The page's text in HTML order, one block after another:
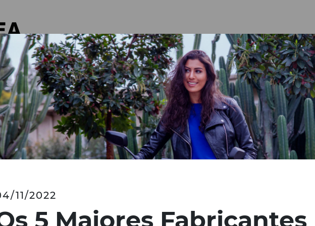
Notícias
11/2022
5 Maiores Fabricantes